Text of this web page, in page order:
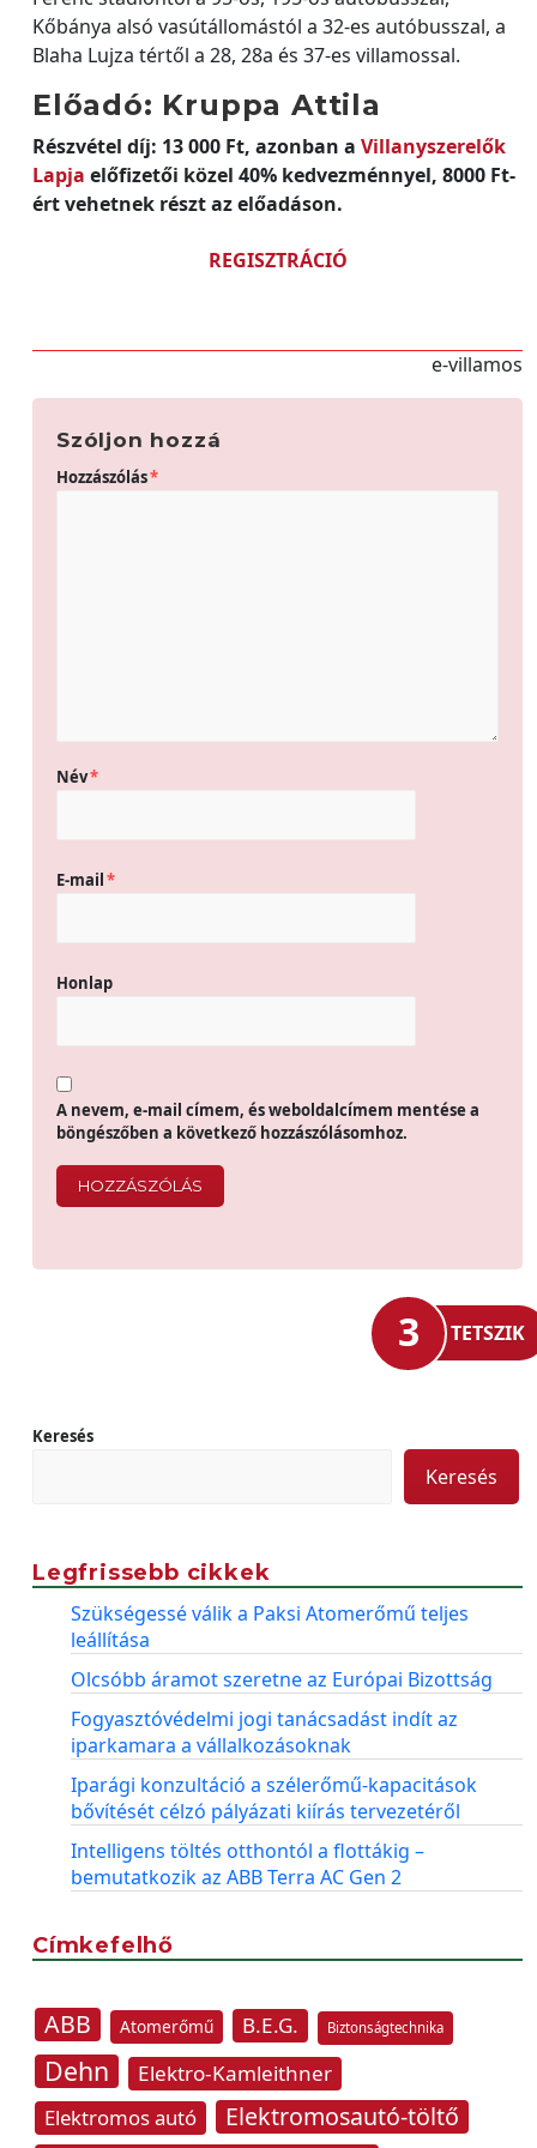
Kőbánya alsó vasútállomástól a 32-es autóbusszal, a
Blaha Lujza tértől a 28, 28a és 37-es villamossal.
Előadó: Kruppa Attila
Részvétel díj: 13 000 Ft, azonban a Villanyszerelők
Lapja előfizetői közel 40% kedvezménnyel, 8000 Ft-
ért vehetnek részt az előadáson.
REGISZTRÁCIÓ
e-villamos
Szóljon hozzá
Hozzászólás*
Név*
E-mail*
Honlap
A nevem, e-mail címem, és weboldalcímem mentése a
böngészőben a következő hozzászólásomhoz.
3 TETSZIK
Keresés
Keresés
Legfrissebb cikkek
Szükségessé válik a Paksi Atomerőmű teljes
leállítása
Olcsóbb áramot szeretne az Európai Bizottság
Fogyasztóvédelmi jogi tanácsadást indít az
iparkamara a vállalkozásoknak
Iparági konzultáció a szélerőmű-kapacitások
bővítését célzó pályázati kiírás tervezetéről
Intelligens töltés otthontól a flottákig –
bemutatkozik az ABB Terra AC Gen 2
Címkefelhő
ABB Atomerőmű B.E.G. Biztonságtechnika
Dehn
Elektro-Kamleithner
Elektromos autó
Elektromosautó-töltő